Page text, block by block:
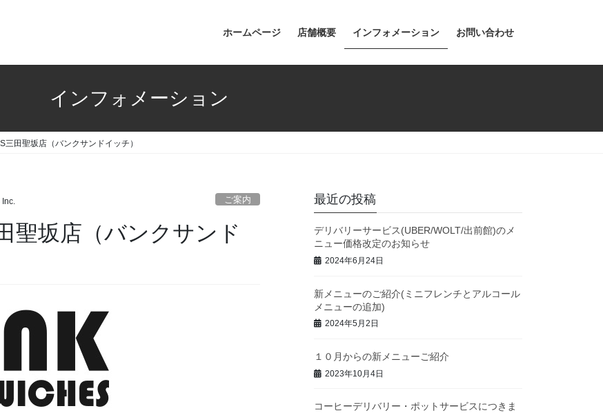
ホームページ 店舗概要 インフォメーション お問い合わせ
インフォメーション
三田聖坂店（バンクサンドイッチ）
Inc. ご案内
聖坂店（バンクサンド
最近の投稿
デリバリーサービス(UBER/WOLT/出前館)のメ
ニュー価格改定のお知らせ
2024年6月24日
新メニューのご紹介(ミニフレンチとアルコール
メニューの追加)
2024年5月2日
１０月からの新メニューご紹介
2023年10月4日
コーヒーデリバリー・ポットサービスにつきま